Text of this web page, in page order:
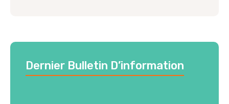
Dernier Bulletin D’information